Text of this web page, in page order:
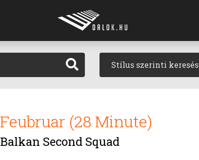
Stílus szerinti keresés
Feubruar (28 Minute)
Balkan Second Squad